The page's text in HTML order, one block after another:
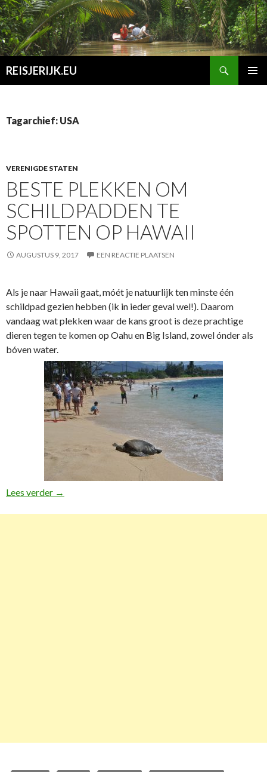
REISJERIJK.EU
Tagarchief: USA
VERENIGDE STATEN
BESTE PLEKKEN OM
SCHILDPADDEN TE
SPOTTEN OP HAWAII
AUGUSTUS 9, 2017 EEN REACTIE PLAATSEN
Als je naar Hawaii gaat, móét je natuurlijk ten minste één
schildpad gezien hebben (ik in ieder geval wel!). Daarom
vandaag wat plekken waar de kans groot is deze prachtige
dieren tegen te komen op Oahu en Big Island, zowel ónder als
bóven water.
Lees verder Beste plekken om schildpadden te spotten op
→